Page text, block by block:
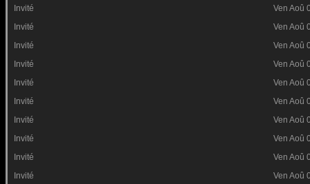
Invité
Ven Aoû
Invité
Ven Aoû
Invité
Ven Aoû
Invité
Ven Aoû
Invité
Ven Aoû
Invité
Ven Aoû
Invité
Ven Aoû
Invité
Ven Aoû
Invité
Ven Aoû
Invité
Ven Aoû